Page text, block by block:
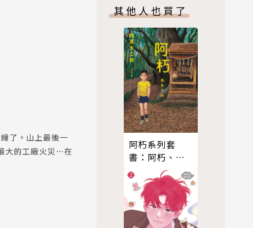
了。山上最後一
大的工廠火災…在
其他人也買了
阿朽系列套
書：阿朽、夢
之阿朽【傳奇
漫畫大師‧諸
星大二郎最新
黑色幽默怪談
作品】